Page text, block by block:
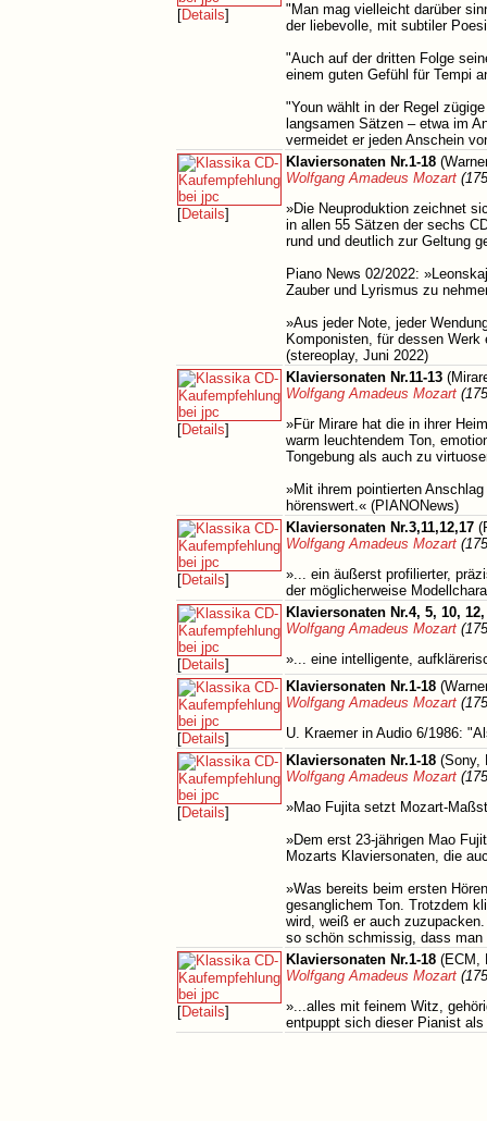
[Details]
"Man mag vielleicht darüber
der liebevolle, mit subtiler
"Auch auf der dritten Folge
einem guten Gefühl für Tempi
"Youn wählt in der Regel
langsamen Sätzen – etwa im
vermeidet er jeden Anschein
[Details]
Klaviersonaten Nr.1-18
Wolfgang Amadeus Mozart
»Die Neuproduktion zeichnet
in allen 55 Sätzen der sechs
rund und deutlich zur Geltung
Piano News 02/2022:
Zauber und Lyrismus zu
»Aus jeder Note, jeder
Komponisten, für dessen
(stereoplay, Juni 2022)
[Details]
Klaviersonaten Nr.11-13
Wolfgang Amadeus Mozart
»Für Mirare hat die in ihrer
warm leuchtendem Ton,
Tongebung als auch zu
»Mit ihrem pointierten
hörenswert.« (PIANONews)
[Details]
Klaviersonaten Nr.3,11,12,17
Wolfgang Amadeus Mozart
»... ein äußerst profilierter,
der möglicherweise
[Details]
Klaviersonaten Nr.4, 5, 10, 12,
Wolfgang Amadeus Mozart
»... eine intelligente,
[Details]
Klaviersonaten Nr.1-18
Wolfgang Amadeus Mozart
U. Kraemer in Audio 6/1986:
[Details]
Klaviersonaten Nr.1-18 (Sony,
Wolfgang Amadeus Mozart
»Mao Fujita setzt Mozart-
»Dem erst 23-jährigen Mao
Mozarts Klaviersonaten, die
»Was bereits beim ersten
gesanglichem Ton. Trotzdem
wird, weiß er auch
so schön schmissig, dass man
[Details]
Klaviersonaten Nr.1-18 (ECM,
Wolfgang Amadeus Mozart
»...alles mit feinem Witz,
entpuppt sich dieser Pianist als